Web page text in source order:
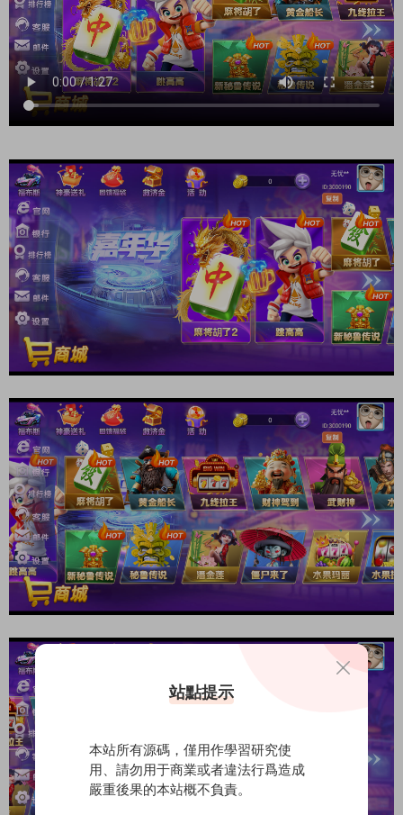
站點提示
本站所有源碼，僅用作學習研究使
用、請勿用于商業或者違法行爲造成
嚴重後果的本站概不負責。